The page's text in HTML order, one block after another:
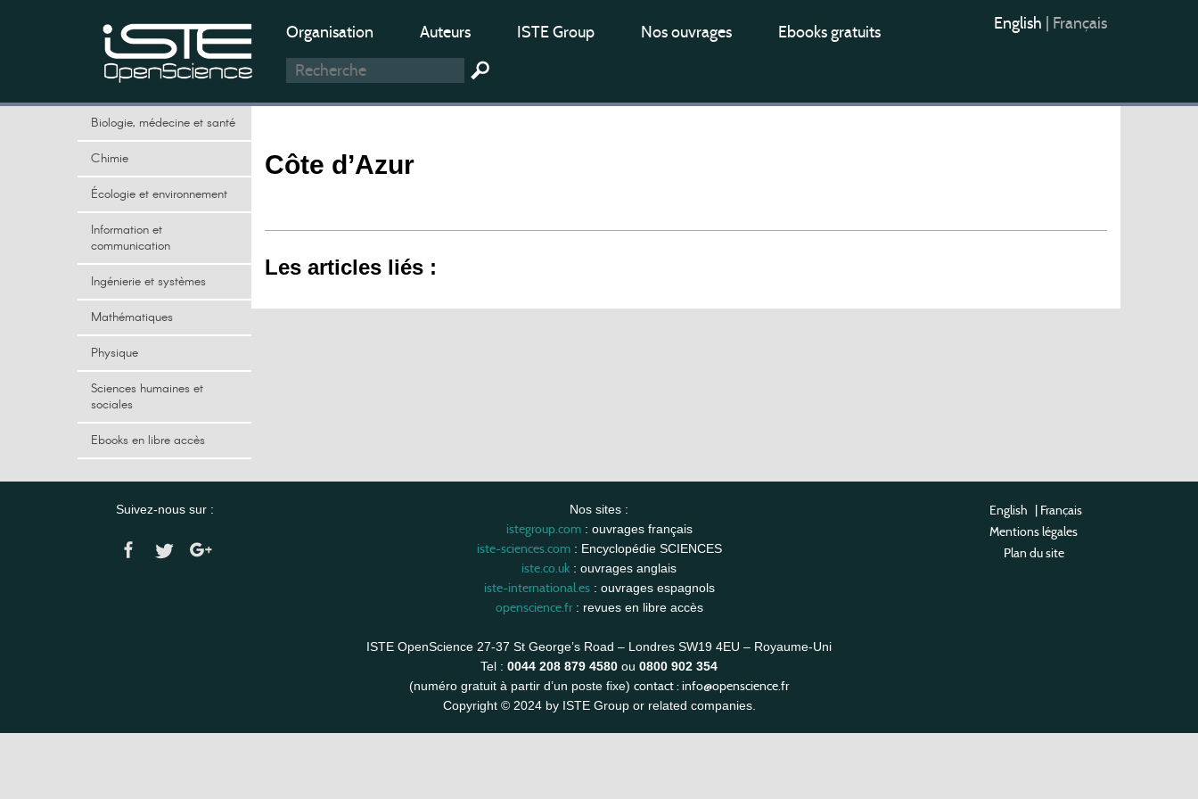
Organisation Auteurs ISTE Group Nos ouvrages Ebooks gratuits English Français
Biologie, médecine et santé
Chimie
Écologie et environnement
Information et
communication
Ingénierie et systèmes
Mathématiques
Physique
Sciences humaines et
sociales
Ebooks en libre accès
Côte d’Azur
Les articles liés :
Suivez-nous sur : Nos sites :
istegroup.com: ouvrages français
iste-sciences.com: Encyclopédie SCIENCES
iste.co.uk : ouvrages anglais
iste-international.es: ouvrages espagnols
openscience.fr: revues en libre accès
ISTE OpenScience 27-37 St George’s Road – Londres SW19 4EU – Royaume-Uni
Tel : 0044 208 879 4580 ou 0800 902 354
(numéro gratuit à partir d’un poste fixe) contact : info@openscience.fr
Copyright © 2024 by ISTE Group or related companies.
English | Français
Mentions légales
Plan du site